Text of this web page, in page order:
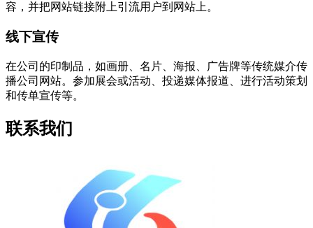
容，并把网站链接附上引流用户到网站上。
线下宣传
在公司的印制品，如画册、名片、海报、广告牌等传统媒介传
播公司网站。参加展会或活动、投递媒体报道、进行活动策划
和传单宣传等。
联系我们